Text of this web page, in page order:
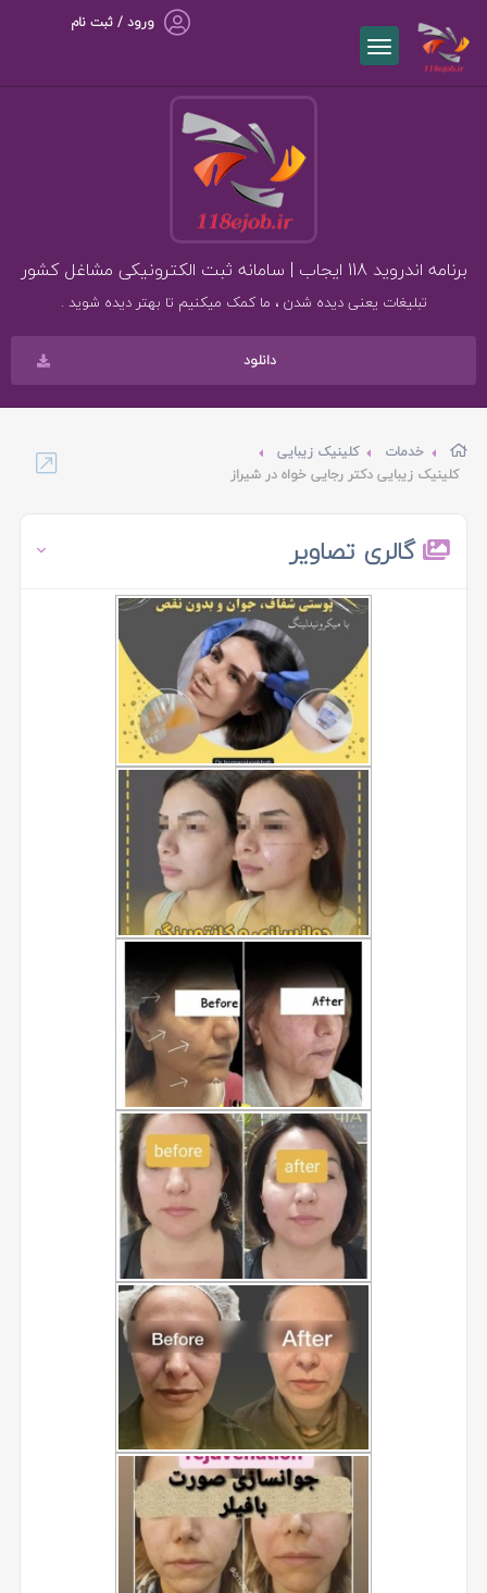
ورود / ثبت نام
برنامه اندروید 118 ایجاب | سامانه ثبت الکترونیکی مشاغل کشور
تبلیغات یعنی دیده شدن ، ما کمک میکنیم تا بهتر دیده شوید .
دانلود
خدمات
کلینیک زیبایی
کلینیک زیبایی دکتر رجایی خواه در شیراز
گالری تصاویر